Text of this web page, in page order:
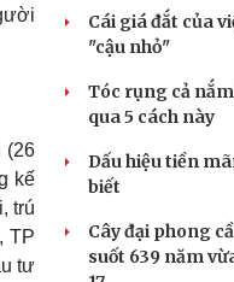
in
(26
kế
trú
TP
tư
Cái giá đắt của
"cậu nhỏ"
Tóc rụng cả
qua 5 cách này
Dấu hiệu tiền
biết
Cây đại phong
suốt 639 năm